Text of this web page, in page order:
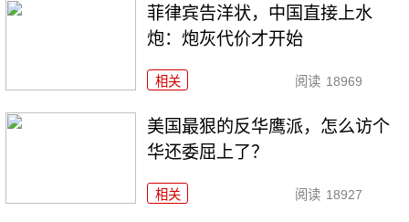
菲律宾告洋状，中国直接上水
炮：炮灰代价才开始
相关 阅读 18969
美国最狠的反华鹰派，怎么访个
华还委屈上了？
相关 阅读 18927